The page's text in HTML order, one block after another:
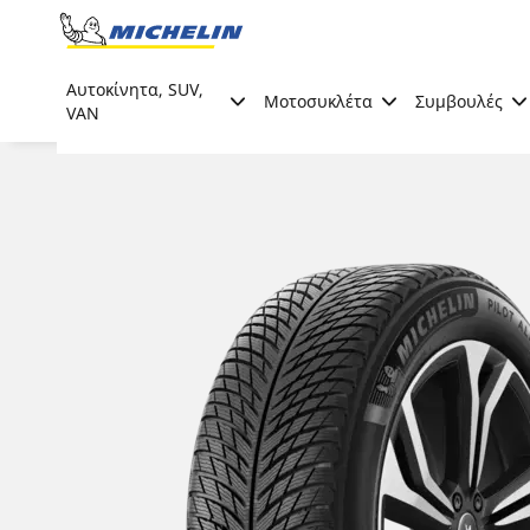
Go to page content
Αυτοκίνητα, SUV,
VAN
Μοτοσυκλέτα Συμβουλές